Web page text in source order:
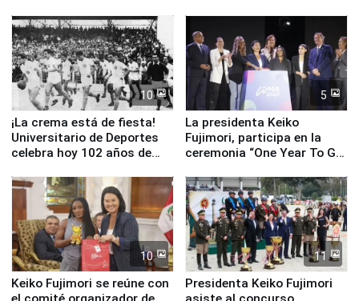
equipamiento para
Serenazgo
10
¡La crema está de fiesta!
Universitario de Deportes
celebra hoy 102 años de
5
La presidenta Keiko
Fujimori, participa en la
ceremonia “One Year To Go
10
Keiko Fujimori se reúne con
11
Presidenta Keiko Fujimori